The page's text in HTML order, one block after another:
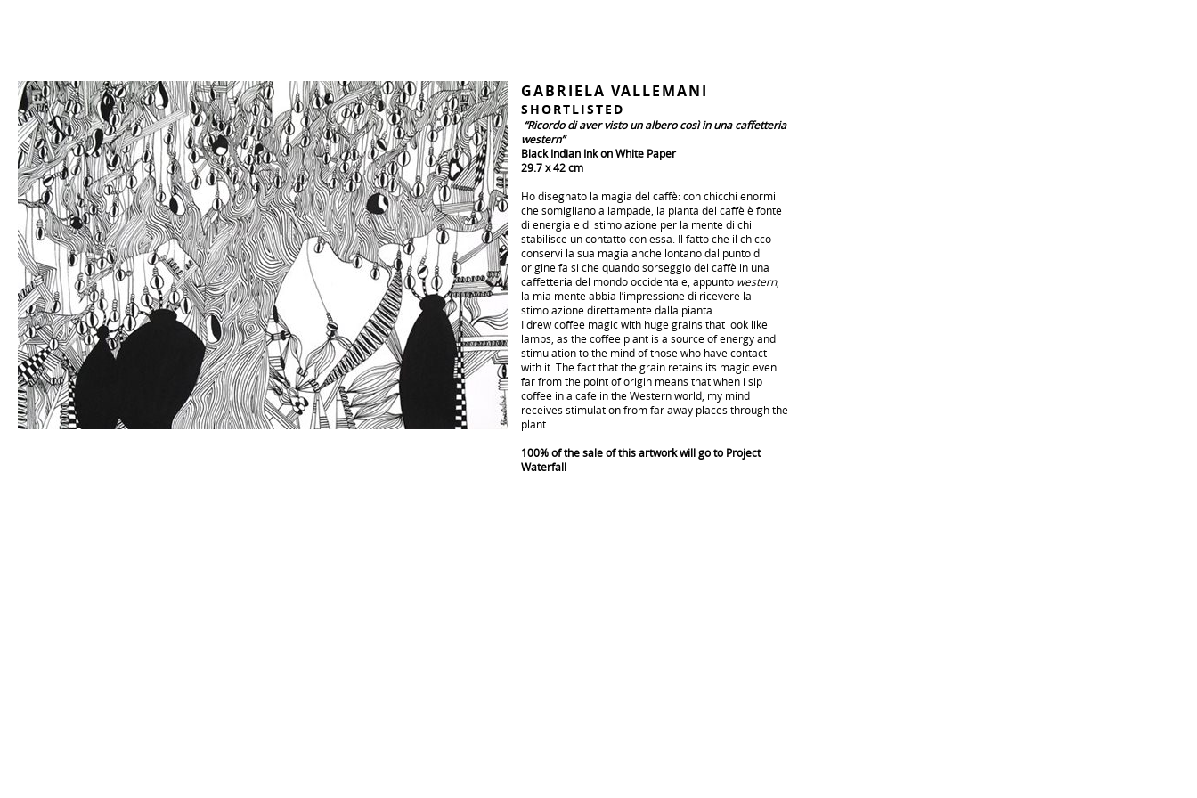
GABRIELA VALLEMANI
SHORTLISTED
“Ricordo di aver visto un albero così in una caffetteria
western”
Black Indian Ink on White Paper
29.7 x 42 cm
Ho disegnato la magia del caffè: con chicchi enormi
che somigliano a lampade, la pianta del caffè è fonte
di energia e di stimolazione per la mente di chi
stabilisce un contatto con essa. Il fatto che il chicco
conservi la sua magia anche lontano dal punto di
origine fa si che quando sorseggio del caffè in una
caffetteria del mondo occidentale, appunto western,
la mia mente abbia l’impressione di ricevere la
stimolazione direttamente dalla pianta.
I drew coffee magic with huge grains that look like
lamps, as the coffee plant is a source of energy and
stimulation to the mind of those who have contact
with it. The fact that the grain retains its magic even
far from the point of origin means that when i sip
coffee in a cafe in the Western world, my mind
receives stimulation from far away places through the
plant.
100% of the sale of this artwork will go to Project
Waterfall